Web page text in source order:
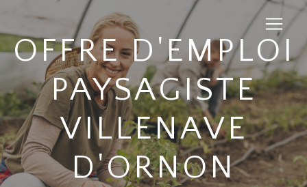
OFFRE D'EMPLOI
PAYSAGISTE
VILLENAVE
D'ORNON
Panneau de gestion des cookies